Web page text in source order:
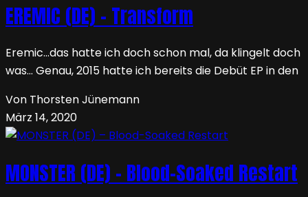
EREMIC (DE) – Transform
Eremic…das hatte ich doch schon mal, da klingelt doch
was… Genau, 2015 hatte ich bereits die Debüt EP in den
Von Thorsten Jünemann
März 14, 2020
MONSTER (DE) – Blood-Soaked Restart